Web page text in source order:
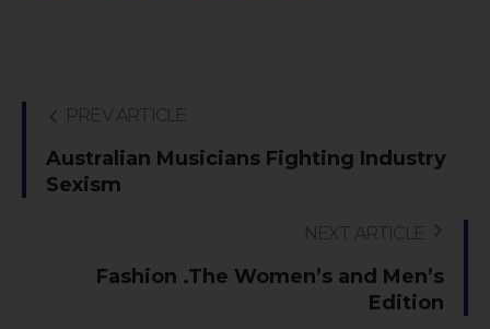
PREV ARTICLE
Australian Musicians Fighting Industry
Sexism
NEXT ARTICLE
Fashion .The Women’s and Men’s
Edition